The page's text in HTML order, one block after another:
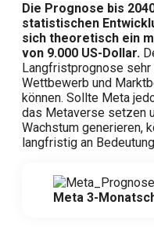
Die Prognose bis
statistischen
sich theoretisch ein
von 9.000 US-Dollar.
Langfristprognose sehr
Wettbewerb und
können. Sollte Meta
das Metaverse setzen
Wachstum generieren,
langfristig an
Meta 3-